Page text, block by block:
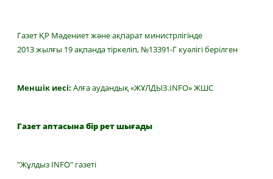
Газет ҚР Мәдениет және ақпарат министрлігінде
2013 жылғы 19 ақпанда тіркеліп, №13391-Г куәлігі берілген
Меншік иесі: Алға аудандық «ЖҰЛДЫЗ.INFO» ЖШС
Газет аптасына бір рет шығады
"Жұлдыз INFO" газеті